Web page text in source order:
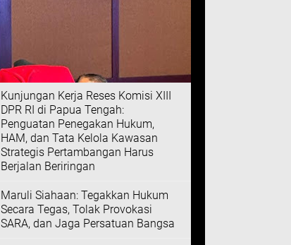
Kunjungan Kerja Reses Komisi XIII
DPR RI di Papua Tengah:
Penguatan Penegakan Hukum,
HAM, dan Tata Kelola Kawasan
Strategis Pertambangan Harus
Berjalan Beriringan
Maruli Siahaan: Tegakkan Hukum
Secara Tegas, Tolak Provokasi
SARA, dan Jaga Persatuan Bangsa